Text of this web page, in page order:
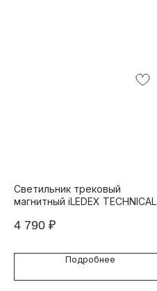
Светильник трековый
магнитный iLEDEX TECHNICAL
110DG-4000K-BK
4 790 ₽
Подробнее